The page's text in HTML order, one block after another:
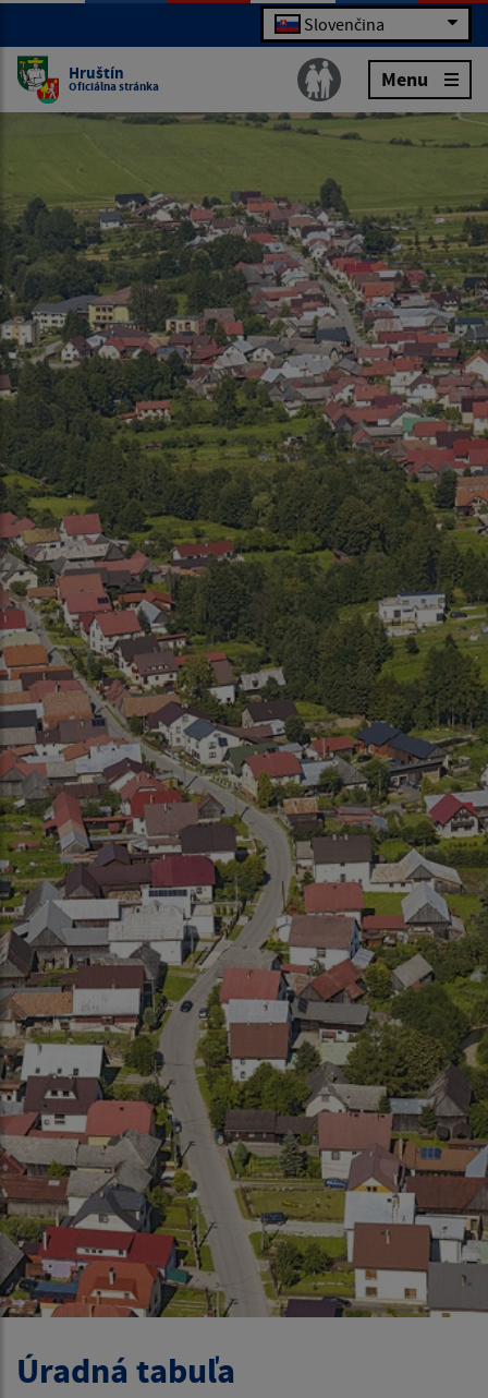
Slovenčina
Hruštín
Oficiálna stránka Menu
Úradná tabuľa